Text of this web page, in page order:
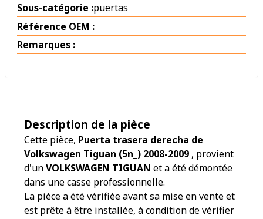
Sous-catégorie :puertas
Référence OEM :
Remarques :
Description de la pièce
Cette pièce, Puerta trasera derecha de
Volkswagen Tiguan (5n_) 2008-2009 , provient
d'unVOLKSWAGEN TIGUAN et a été démontée
dans une casse professionnelle.
La pièce a été vérifiée avant sa mise en vente et
est prête à être installée, à condition de vérifier